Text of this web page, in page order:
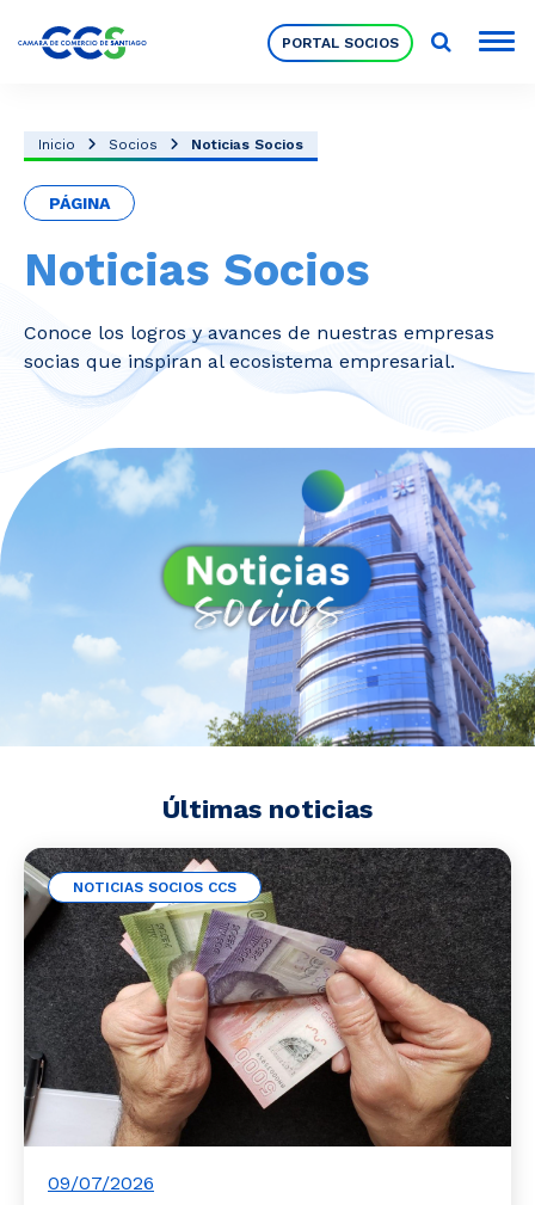
PORTAL SOCIOS
Nuestra Institución
Pilares Estratégicos
Comités de Trabajo
Eventos
Noticias y Estudios
Unidades de Servicios
Inicio Socios Noticias Socios
PÁGINA
Noticias Socios
Conoce los logros y avances de nuestras empresas
socias que inspiran al ecosistema empresarial.
Últimas noticias
NOTICIAS SOCIOS CCS
09/07/2026